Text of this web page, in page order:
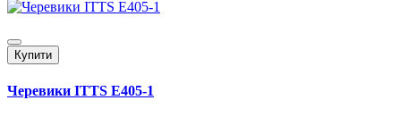
Купити
Черевики ITTS E405-1